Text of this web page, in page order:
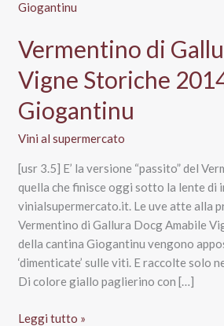
Vermentino di
Vigne Storiche
Giogantinu
Vini al supermercato
[usr 3.5] E’ la versione “passito” del
quella che finisce oggi sotto la lente di
vinialsupermercato.it. Le uve atte alla
Vermentino di Gallura Docg Amabile
della cantina Giogantinu vengono
‘dimenticate’ sulle viti. E raccolte solo
Di colore giallo paglierino con […]
Vermentino
Leggi tutto »